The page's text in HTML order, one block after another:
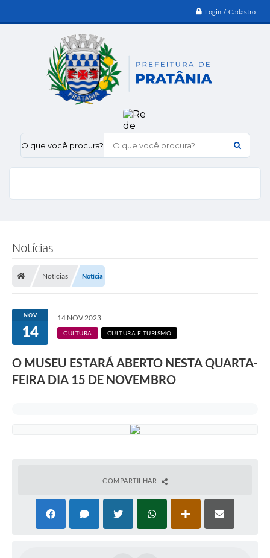
Login / Cadastro
O que você procura?
Notícias
Notícias Notícia
NOV
14
14 NOV 2023
CULTURA CULTURA E TURISMO
O MUSEU ESTARÁ ABERTO NESTA QUARTA-
FEIRA DIA 15 DE NOVEMBRO
COMPARTILHAR